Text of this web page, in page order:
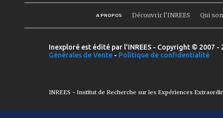
A PROPOS Découvrir l'INREES Qui
Inexploré est édité par l'INREES - Copyright © 2007
Générales de Vente - Politique de confidentialité
INREES - Institut de Recherche sur les Expériences